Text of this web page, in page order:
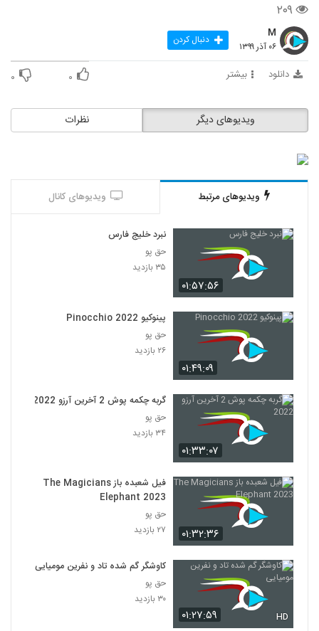
۲۰۹
M
۰۶ آذر ۱۳۹۹ دنبال کردن
دانلود بیشتر ۰ ۰
نظرات ویدیوهای دیگر
ویدیوهای مرتبط ویدیوهای کانال
۰۱:۵۷:۵۶
نبرد خلیج فارس
حق پو
۳۵ بازدید
۰۱:۴۹:۰۹
پینوکیو Pinocchio 2022
حق پو
۲۶ بازدید
۰۱:۳۳:۰۷
گربه چکمه پوش 2 آخرین آرزو 2022
حق پو
۳۴ بازدید
۰۱:۳۲:۳۶
فیل شعبده باز The Magicians
Elephant 2023
حق پو
۲۷ بازدید
۰۱:۲۷:۵۹ HD
کاوشگر گم شده تاد و نفرین مومیایی
حق پو
۳۰ بازدید